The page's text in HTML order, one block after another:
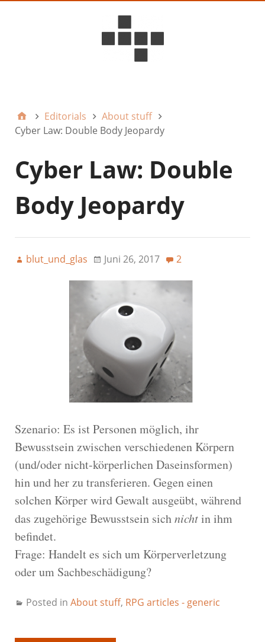
Editorials
About stuff
Cyber Law: Double Body Jeopardy
Cyber Law: Double
Body Jeopardy
blut_und_glas Juni 26, 2017 2
Szenario: Es ist Personen möglich, ihr
Bewusstsein zwischen verschiedenen Körpern
(und/oder nicht-körperlichen Daseinsformen)
hin und her zu transferieren. Gegen einen
solchen Körper wird Gewalt ausgeübt, während
das zugehörige Bewusstsein sichnichtin ihm
befindet.
Frage: Handelt es sich um Körperverletzung
oder um Sachbeschädigung?
Posted in About stuff, RPG articles - generic